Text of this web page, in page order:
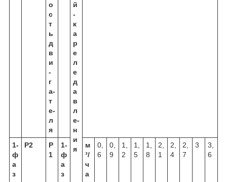
о
с
т
ь
д
в
и
­
г
а­
т
е­
л
я
й
­
к
а
р
е
л
е
д
а
в
л
е­
н
и
я
1-
ф
а
з
P2
P
1
1-
ф
а
з
м
³/
ч
а
0,
6
0,
9
1,
2
1,
5
1,
8
2,
1
2,
4
2,
7
3
3,
6